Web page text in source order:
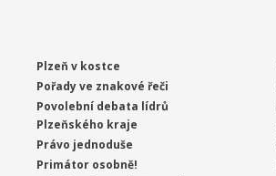
Plzeň v kostce
Pořady ve znakové řeči
Povolební debata lídrů
Plzeňského kraje
Právo jednoduše
Primátor osobně!